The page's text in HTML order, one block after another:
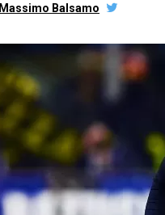
Massimo Balsamo